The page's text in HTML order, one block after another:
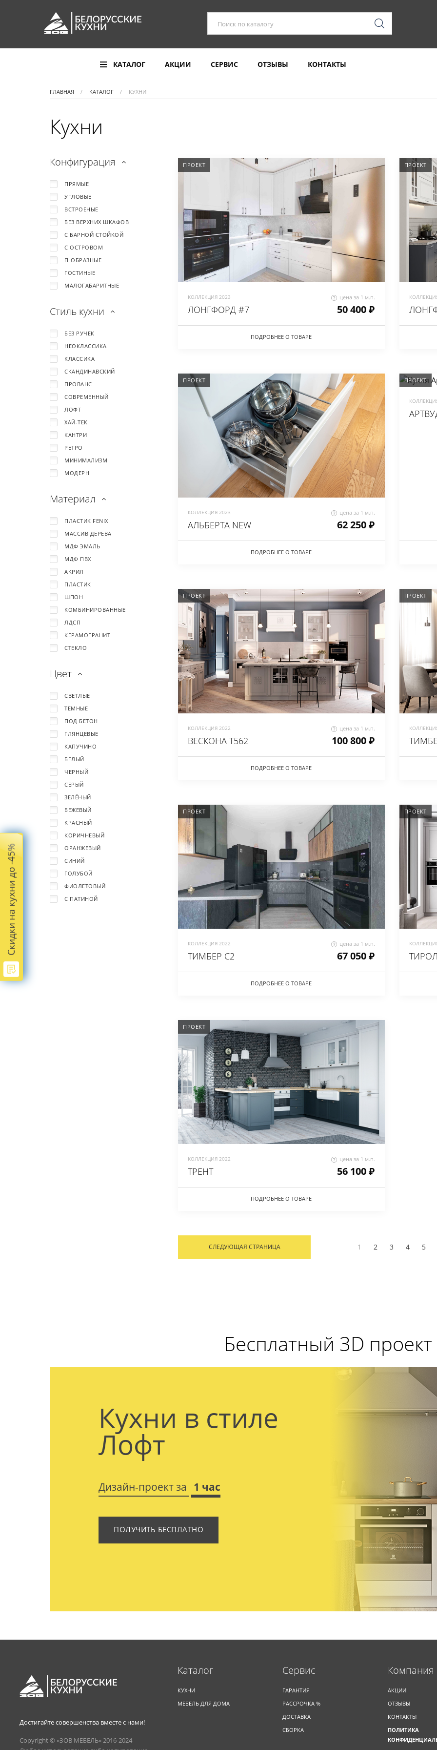
Скидки на кухни до -45%
КАТАЛОГ АКЦИИ СЕРВИС ОТЗЫВЫ КОНТАКТЫ
ГЛАВНАЯ КАТАЛОГ КУХНИ
Кухни
Конфигурация
ПРЯМЫЕ
УГЛОВЫЕ
ВСТРОЕНЫЕ
БЕЗ ВЕРХНИХ ШКАФОВ
С БАРНОЙ СТОЙКОЙ
С ОСТРОВОМ
П-ОБРАЗНЫЕ
ГОСТИНЫЕ
МАЛОГАБАРИТНЫЕ
Стиль кухни
БЕЗ РУЧЕК
НЕОКЛАССИКА
КЛАССИКА
СКАНДИНАВСКИЙ
ПРОВАНС
СОВРЕМЕННЫЙ
ЛОФТ
ХАЙ-ТЕК
КАНТРИ
РЕТРО
МИНИМАЛИЗМ
МОДЕРН
Материал
ПЛАСТИК FENIX
МАССИВ ДЕРЕВА
МДФ ЭМАЛЬ
МДФ ПВХ
АКРИЛ
ПЛАСТИК
ШПОН
КОМБИНИРОВАННЫЕ
ЛДСП
КЕРАМОГРАНИТ
СТЕКЛО
Цвет
СВЕТЛЫЕ
ТЁМНЫЕ
ПОД БЕТОН
ГЛЯНЦЕВЫЕ
КАПУЧИНО
БЕЛЫЙ
ЧЕРНЫЙ
СЕРЫЙ
ЗЕЛЁНЫЙ
БЕЖЕВЫЙ
КРАСНЫЙ
КОРИЧНЕВЫЙ
ОРАНЖЕВЫЙ
СИНИЙ
ГОЛУБОЙ
ФИОЛЕТОВЫЙ
С ПАТИНОЙ
ПРОЕКТ
КОЛЛЕКЦИЯ 2023 цена за 1 м.п.
ЛОНГФОРД #7 50 400 ₽
ПОДРОБНЕЕ О ТОВАРЕ
ПРОЕКТ
ПРОЕКТ
КОЛЛЕКЦИЯ 2023 цена за 1 м.п.
АЛЬБЕРТА NEW 62 250 ₽
ПОДРОБНЕЕ О ТОВАРЕ
ПРОЕКТ
ПРОЕКТ
КОЛЛЕКЦИЯ 2022 цена за 1 м.п.
ВЕСКОНА Т562 100 800 ₽
ПОДРОБНЕЕ О ТОВАРЕ
ПРОЕКТ
ПРОЕКТ
КОЛЛЕКЦИЯ 2022 цена за 1 м.п.
ТИМБЕР С2 67 050 ₽
ПОДРОБНЕЕ О ТОВАРЕ
ПРОЕКТ
ПРОЕКТ
КОЛЛЕКЦИЯ 2022 цена за 1 м.п.
ТРЕНТ 56 100 ₽
ПОДРОБНЕЕ О ТОВАРЕ
СЛЕДУЮЩАЯ СТРАНИЦА 1 2 3 4 5
Бесплатный 3D проект
Кухни в стиле
Лофт
Дизайн-проект за 1 час
ПОЛУЧИТЬ БЕСПЛАТНО
Достигайте совершенства вместе с нами!
Copyright © «ЗОВ МЕБЕЛЬ» 2016-2024
Каталог
КУХНИ
МЕБЕЛЬ ДЛЯ ДОМА
Cервис
ГАРАНТИЯ
РАССРОЧКА %
ДОСТАВКА
СБОРКА
Компания
АКЦИИ
ОТЗЫВЫ
КОНТАКТЫ
ПОЛИТИКА